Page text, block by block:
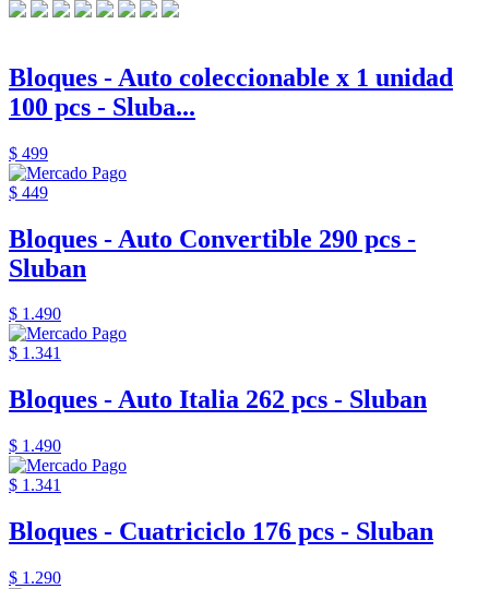
Bloques - Auto coleccionable x 1 unidad
100 pcs - Sluba...
$ 499
$ 449
Bloques - Auto Convertible 290 pcs -
Sluban
$ 1.490
$ 1.341
Bloques - Auto Italia 262 pcs - Sluban
$ 1.490
$ 1.341
Bloques - Cuatriciclo 176 pcs - Sluban
$ 1.290